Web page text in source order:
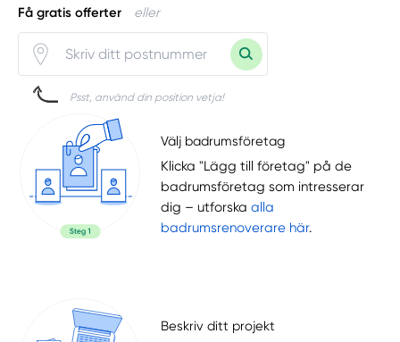
Få gratis offerter eller
Psst, använd din position vetja!
Välj badrumsföretag
Klicka "Lägg till företag" på de
badrumsföretag som intresserar
dig – utforskaalla
badrumsrenoverare här.
Beskriv ditt projekt